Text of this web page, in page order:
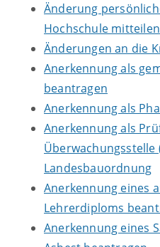
Änderung
Hochschule mitteilen
Änderungen an die
Anerkennung als
beantragen
Anerkennung als
Anerkennung als
Überwachungsstelle
Landesbauordnung
Anerkennung eines
Lehrerdiploms
Anerkennung eines